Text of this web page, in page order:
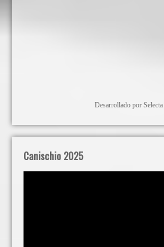
Desarrollado por Selecta
Canischio 2025